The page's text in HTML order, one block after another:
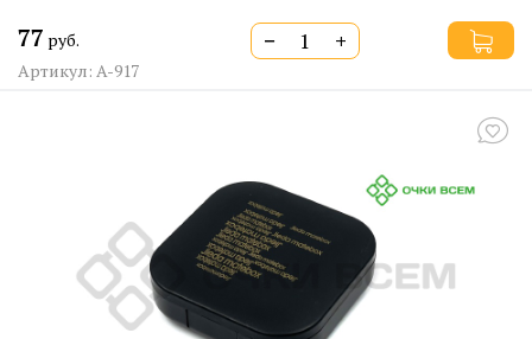
77 руб. − +
Артикул: A-917